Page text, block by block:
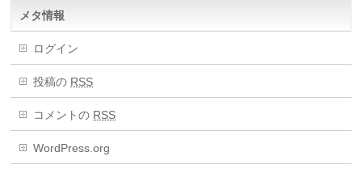
メタ情報
ログイン
投稿の RSS
コメントの RSS
WordPress.org